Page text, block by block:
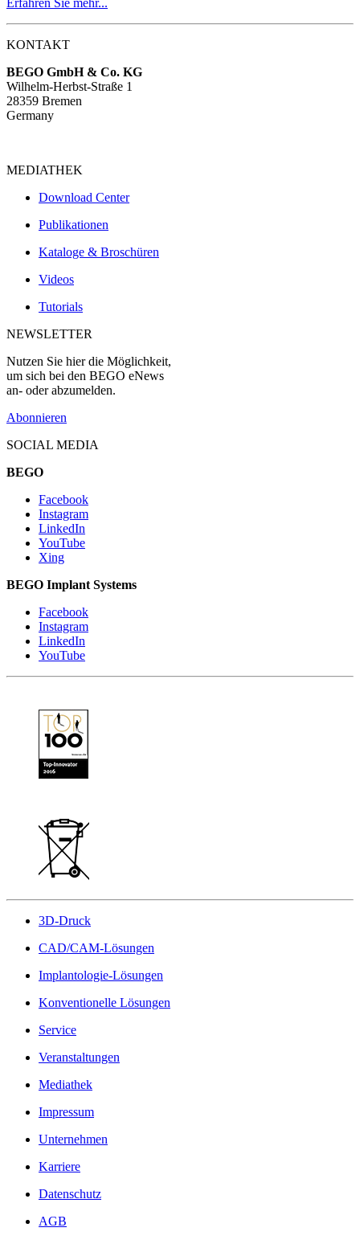
KONTAKT
BEGO GmbH & Co. KG
Wilhelm-Herbst-Straße 1
28359 Bremen
Germany
MEDIATHEK
Download Center
Publikationen
Kataloge & Broschüren
Videos
Tutorials
NEWSLETTER
Nutzen Sie hier die Möglichkeit,
um sich bei den BEGO eNews
an- oder abzumelden.
Abonnieren
SOCIAL MEDIA
BEGO
Facebook
Instagram
LinkedIn
YouTube
Xing
BEGO Implant Systems
Facebook
Instagram
LinkedIn
YouTube
3D-Druck
CAD/CAM-Lösungen
Implantologie-Lösungen
Konventionelle Lösungen
Service
Veranstaltungen
Mediathek
Impressum
Unternehmen
Karriere
Datenschutz
AGB